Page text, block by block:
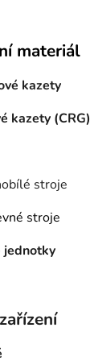
materiál
kazety
kazety (CRG)
stroje
stroje
jednotky